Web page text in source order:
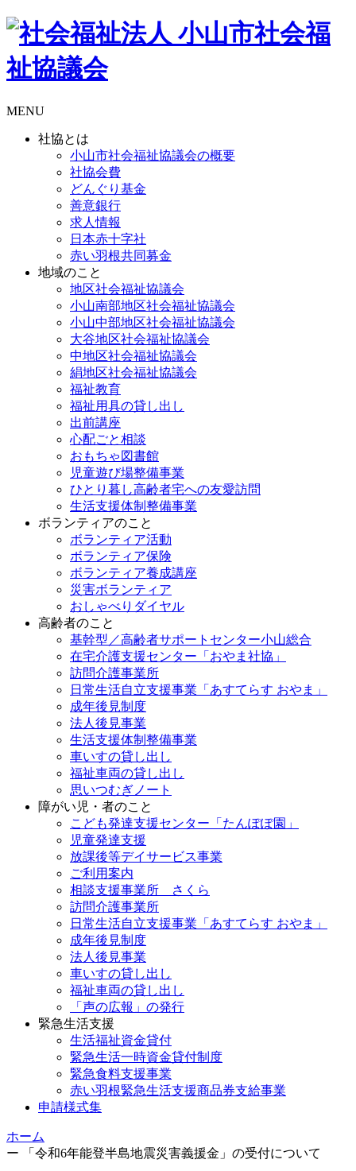
MENU
社協とは
小山市社会福祉協議会の概要
社協会費
どんぐり基金
善意銀行
求人情報
日本赤十字社
赤い羽根共同募金
地域のこと
地区社会福祉協議会
小山南部地区社会福祉協議会
小山中部地区社会福祉協議会
大谷地区社会福祉協議会
中地区社会福祉協議会
絹地区社会福祉協議会
福祉教育
福祉用具の貸し出し
出前講座
心配ごと相談
おもちゃ図書館
児童遊び場整備事業
ひとり暮し高齢者宅への友愛訪問
生活支援体制整備事業
ボランティアのこと
ボランティア活動
ボランティア保険
ボランティア養成講座
災害ボランティア
おしゃべりダイヤル
高齢者のこと
基幹型／高齢者サポートセンター小山総合
在宅介護支援センター「おやま社協」
訪問介護事業所
日常生活自立支援事業「あすてらす おやま」
成年後見制度
法人後見事業
生活支援体制整備事業
車いすの貸し出し
福祉車両の貸し出し
思いつむぎノート
障がい児・者のこと
こども発達支援センター「たんぽぽ園」
児童発達支援
放課後等デイサービス事業
ご利用案内
相談支援事業所 さくら
訪問介護事業所
日常生活自立支援事業「あすてらす おやま」
成年後見制度
法人後見事業
車いすの貸し出し
福祉車両の貸し出し
「声の広報」の発行
緊急生活支援
生活福祉資金貸付
緊急生活一時資金貸付制度
緊急食料支援事業
赤い羽根緊急生活支援商品券支給事業
申請様式集
ホーム
ー
「令和6年能登半島地震災害義援金」の受付について